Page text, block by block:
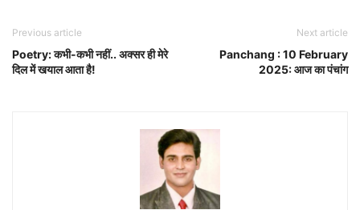
Previous article
Poetry: कभी-कभी नहीं.. अक्सर ही मेरे
दिल में खयाल आता है!
Next article
Panchang : 10 February
2025: आज का पंचांग